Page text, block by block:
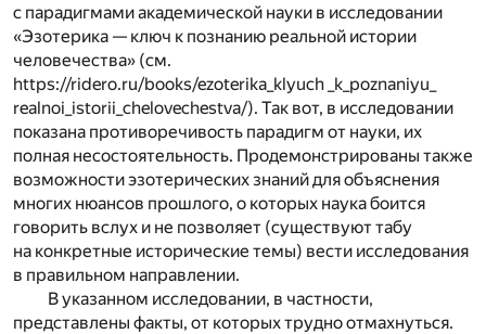
с парадигмами академической науки в исследовании
«Эзотерика — ключ к познанию реальной истории
человечества» (см.
https://ridero.ru/books/ezoterika_klyuch _k_poznaniyu_
realnoi_istorii_chelovechestva/). Так вот, в исследовании
показана противоречивость парадигм от науки, их
полная несостоятельность. Продемонстрированы также
возможности эзотерических знаний для объяснения
многих нюансов прошлого, о которых наука боится
говорить вслух и не позволяет (существуют табу
на конкретные исторические темы) вести исследования
в правильном направлении.
В указанном исследовании, в частности,
представлены факты, от которых трудно отмахнуться.